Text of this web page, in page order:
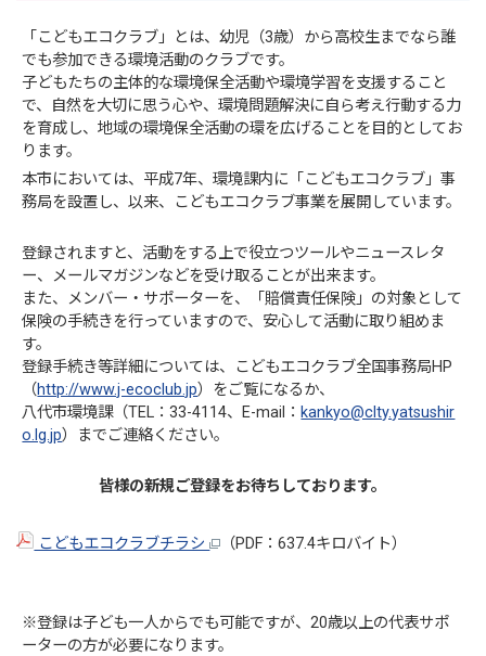
「こどもエコクラブ」とは、幼児（3歳）から高校生までなら誰
でも参加できる環境活動のクラブです。
子どもたちの主体的な環境保全活動や環境学習を支援すること
で、自然を大切に思う心や、環境問題解決に自ら考え行動する力
を育成し、地域の環境保全活動の環を広げることを目的としてお
ります。
本市においては、平成7年、環境課内に「こどもエコクラブ」事
務局を設置し、以来、こどもエコクラブ事業を展開しています。
登録されますと、活動をする上で役立つツールやニュースレタ
ー、メールマガジンなどを受け取ることが出来ます。
また、メンバー・サポーターを、「賠償責任保険」の対象として
保険の手続きを行っていますので、安心して活動に取り組めま
す。
登録手続き等詳細については、こどもエコクラブ全国事務局HP
（http://www.j-ecoclub.jp）をご覧になるか、
八代市環境課（TEL：33-4114、E-mail： kankyo@clty.yatsushir
o.lg.jp）までご連絡ください。
皆様の新規ご登録をお待ちしております。
こどもエコクラブチラシ （PDF：637.4キロバイト）
※登録は子ども一人からでも可能ですが、20歳以上の代表サポ
ーターの方が必要になります。